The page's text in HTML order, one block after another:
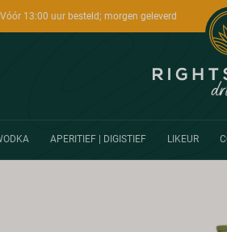
Vóór 13:00 uur besteld; morgen geleverd
APERITIEF | DIGISTIEF LIKEUR